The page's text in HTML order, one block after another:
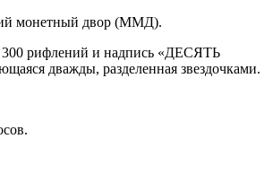
монетный двор (ММД).
300 рифлений и надпись «ДЕСЯТЬ
дважды, разделенная звездочками.